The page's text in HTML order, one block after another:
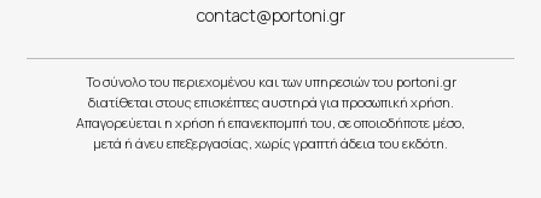
contact@portoni.gr
Το σύνολο του περιεχομένου και των υπηρεσιών του portoni.gr
διατίθεται στους επισκέπτες αυστηρά για προσωπική χρήση.
Απαγορεύεται η χρήση ή επανεκπομπή του, σε οποιοδήποτε μέσο,
μετά ή άνευ επεξεργασίας, χωρίς γραπτή άδεια του εκδότη.